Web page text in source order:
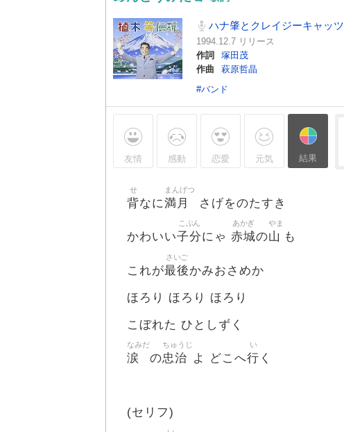
ハナ肇とクレイジーキャッツ
1994.12.7 リリース
作詞
塚田茂
作曲
萩原哲晶
#バンド
友情 感動 恋愛 元気 結果
背
せ
なに満月
まんげつ
さげをのたすき
かわいい子分
こぶん
にゃ 赤城
あかぎ
の山
やま
も
これが最後
さいご
かみおさめか
ほろり ほろり ほろり
こぼれた ひとしずく
涙
なみだ
の忠治
ちゅうじ
よ どこへ行
い
く
(セリフ)